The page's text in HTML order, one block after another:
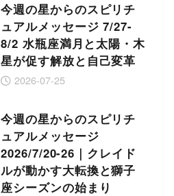
今週の星からのスピリチ
ュアルメッセージ 7/27-
8/2 水瓶座満月と太陽・木
星が促す解放と自己変革
2026-07-25
今週の星からのスピリチ
ュアルメッセージ
2026/7/20-26｜クレイド
ルが動かす大転換と獅子
座シーズンの始まり